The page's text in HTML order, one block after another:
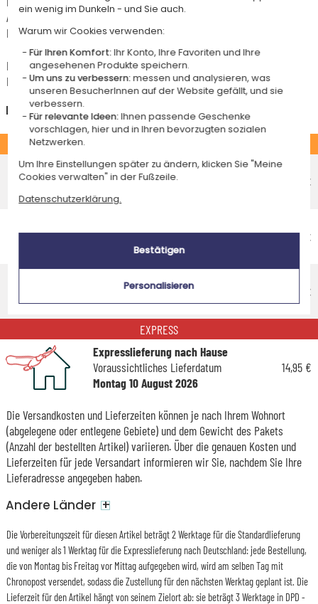
Artikel, die in unserem Atelier personalisiert werden (etwa 95% unserer
Produkte), sind mit dem Logo
Das Voraussichtliche Lieferdatum ist nur bei einer Zahlung per PayPal,
Kreditkarte oder Sofortüberweisung gültig.
Deutschland
Economy-Versand an einen Paketshop
Voraussichtliches Lieferdatum
Donnerstag 13 August 2026
4,95 €
Voraussichtliches Lieferdatum
Montag 17 August 2026
4,95 €
Voraussichtliches Lieferdatum
Dienstag 11 August 2026
8,95 €
EXPRESS
Expresslieferung nach Hause
Voraussichtliches Lieferdatum
Montag 10 August 2026
14,95 €
Die Versandkosten und Lieferzeiten können je nach Ihrem Wohnort
(abgelegene oder entlegene Gebiete) und dem Gewicht des Pakets
(Anzahl der bestellten Artikel) variieren. Über die genauen Kosten und
Lieferzeiten für jede Versandart informieren wir Sie, nachdem Sie Ihre
Lieferadresse angegeben haben.
Andere Länder +
Die Vorbereitungszeit für diesen Artikel beträgt 2 Werktage für die Standardlieferung
und weniger als 1 Werktag für die Expresslieferung nach Deutschland: jede Bestellung,
die von Montag bis Freitag vor Mittag aufgegeben wird, wird am selben Tag mit
Chronopost versendet, sodass die Zustellung für den nächsten Werktag geplant ist. Die
Lieferzeit für den Artikel hängt von seinem Zielort ab: sie beträgt 3 Werktage in DPD -
ein wenig im Dunkeln - und Sie auch.
Warum wir Cookies verwenden:
Für Ihren Komfort:Ihr Konto, Ihre Favoriten und Ihre
angesehenen Produkte speichern.
Um uns zu verbessern:messen und analysieren, was
unseren BesucherInnen auf der Website gefällt, und sie
verbessern.
Für relevante Ideen:Ihnen passende Geschenke
vorschlagen, hier und in Ihren bevorzugten sozialen
Netzwerken.
Um Ihre Einstellungen später zu ändern, klicken Sie "Meine
Cookies verwalten" in der Fußzeile.
Datenschutzerklärung.
Bestätigen
Personalisieren